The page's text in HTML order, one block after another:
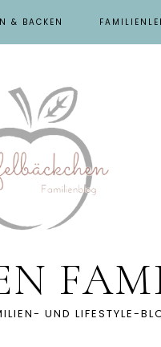
& BACKEN
UND LIFESTYLE-